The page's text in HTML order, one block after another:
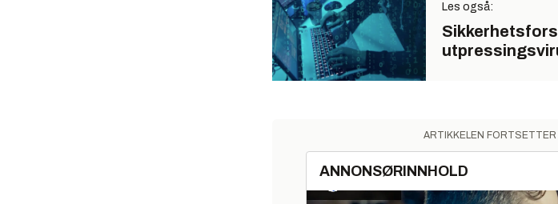
Les også:
ARTIKKELEN
ANNONSØRINNHOLD